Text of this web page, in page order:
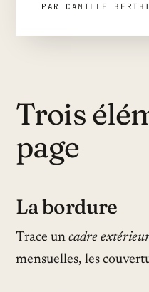
PAR CAMILLE
Trois
page
La bordure
Trace un cadre
mensuelles, les